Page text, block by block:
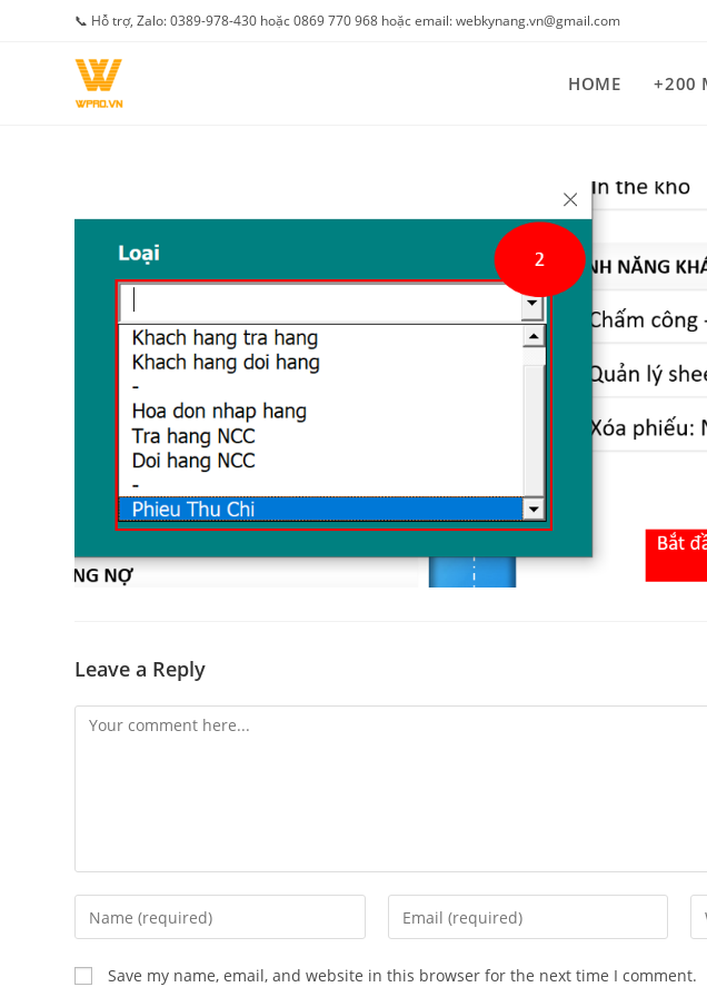
📞 Hỗ trợ, Zalo: 0389-978-430 hoặc 0869 770 968 hoặc email: webkynang.vn@gmail.com
HOME +200
Leave a Reply
Comment
Enter
your
name
or
Enter
your
Save my name, email, and website in this browser for the next time I comment.